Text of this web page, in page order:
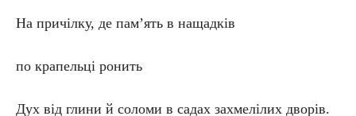
На причілку, де пам’ять в нащадків
по крапельці ронить
Дух від глини й соломи в садах захмелілих дворів.